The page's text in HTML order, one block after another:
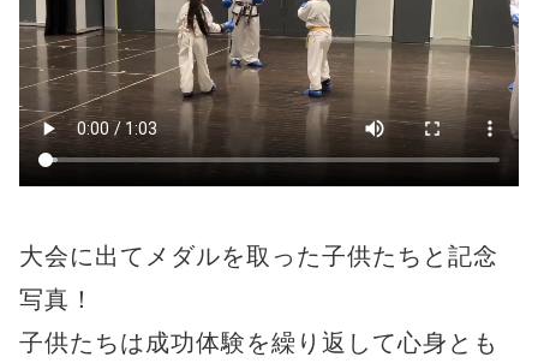
大会に出てメダルを取った子供たちと記念
写真！
子供たちは成功体験を繰り返して心身とも